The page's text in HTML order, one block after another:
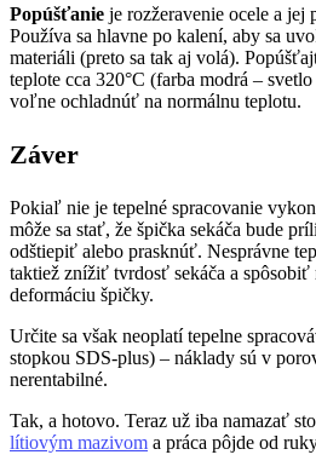
Popúšťanie je rozžeravenie ocele a jej
Používa sa hlavne po kalení, aby sa
materiáli (preto sa tak aj volá).
teplote cca 320°C (farba modrá –
voľne ochladnúť na normálnu teplotu.
Záver
Pokiaľ nie je tepelné spracovanie
môže sa stať, že špička sekáča bude
odštiepiť alebo prasknúť. Nesprávne
taktiež znížiť tvrdosť sekáča a spôsobiť
deformáciu špičky.
Určite sa však neoplatí tepelne
stopkou SDS-plus) – náklady sú v
nerentabilné.
Tak, a hotovo. Teraz už iba namazať
lítiovým mazivom a práca pôjde od